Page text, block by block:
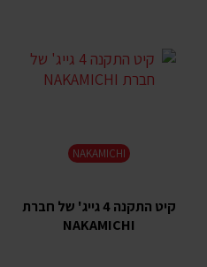
NAKAMICHI
קיט התקנה 4 גייג' של חברת
NAKAMICHI